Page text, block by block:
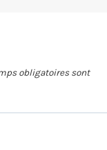
obligatoires sont